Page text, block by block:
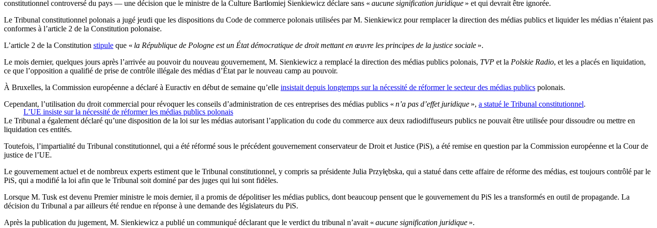
constitutionnel controversé du pays — une décision que le ministre de la Culture Bartłomiej Sienkiewicz déclare sans « aucune signification juridique » et qui devrait être ignorée.
Le Tribunal constitutionnel polonais a jugé jeudi que les dispositions du Code de commerce polonais utilisées par M. Sienkiewicz pour remplacer la direction des médias publics et liquider les médias n’étaient pas
conformes à l’article 2 de la Constitution polonaise.
L’article 2 de la Constitution stipule que « la République de Pologne est un État démocratique de droit mettant en œuvre les principes de la justice sociale ».
Le mois dernier, quelques jours après l’arrivée au pouvoir du nouveau gouvernement, M. Sienkiewicz a remplacé la direction des médias publics polonais, TVP et la Polskie Radio, et les a placés en liquidation,
ce que l’opposition a qualifié de prise de contrôle illégale des médias d’État par le nouveau camp au pouvoir.
À Bruxelles, la Commission européenne a déclaré à Euractiv en début de semaine qu’elle insistait depuis longtemps sur la nécessité de réformer le secteur des médias publics polonais.
L’UE insiste sur la nécessité de réformer les médias publics polonais
Cependant, l’utilisation du droit commercial pour révoquer les conseils d’administration de ces entreprises des médias publics « n’a pas d’effet juridique », a statué le Tribunal constitutionnel.
Le Tribunal a également déclaré qu’une disposition de la loi sur les médias autorisant l’application du code du commerce aux deux radiodiffuseurs publics ne pouvait être utilisée pour dissoudre ou mettre en
liquidation ces entités.
Toutefois, l’impartialité du Tribunal constitutionnel, qui a été réformé sous le précédent gouvernement conservateur de Droit et Justice (PiS), a été remise en question par la Commission européenne et la Cour de
justice de l’UE.
Le gouvernement actuel et de nombreux experts estiment que le Tribunal constitutionnel, y compris sa présidente Julia Przyłębska, qui a statué dans cette affaire de réforme des médias, est toujours contrôlé par le
PiS, qui a modifié la loi afin que le Tribunal soit dominé par des juges qui lui sont fidèles.
Lorsque M. Tusk est devenu Premier ministre le mois dernier, il a promis de dépolitiser les médias publics, dont beaucoup pensent que le gouvernement du PiS les a transformés en outil de propagande. La
décision du Tribunal a par ailleurs été rendue en réponse à une demande des législateurs du PiS.
Après la publication du jugement, M. Sienkiewicz a publié un communiqué déclarant que le verdict du tribunal n’avait « aucune signification juridique ».